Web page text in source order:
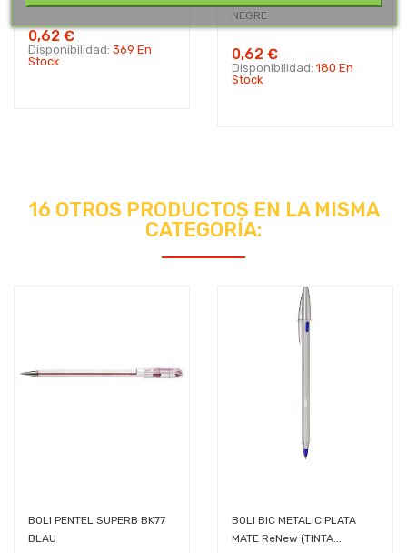
0,62 €
Disponibilidad: 369 En
Stock
NEGRE
0,62 €
Disponibilidad: 180 En
Stock
16 OTROS PRODUCTOS EN LA MISMA
CATEGORÍA:
BOLI PENTEL SUPERB BK77
BLAU
BOLI BIC METALIC PLATA
MATE ReNew (TINTA...